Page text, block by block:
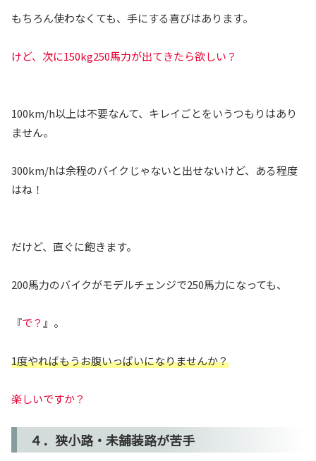
もちろん使わなくても、手にする喜びはあります。
けど、次に150kg250馬力が出てきたら欲しい？
100km/h以上は不要なんて、キレイごとをいうつもりはあり
ません。
300km/hは余程のバイクじゃないと出せないけど、ある程度
はね！
だけど、直ぐに飽きます。
200馬力のバイクがモデルチェンジで250馬力になっても、
『で？ 』。
1度やればもうお腹いっぱいになりませんか？
楽しいですか？
４．狭小路・未舗装路が苦手